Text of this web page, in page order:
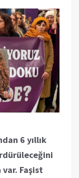
6 yıllık
Faşist